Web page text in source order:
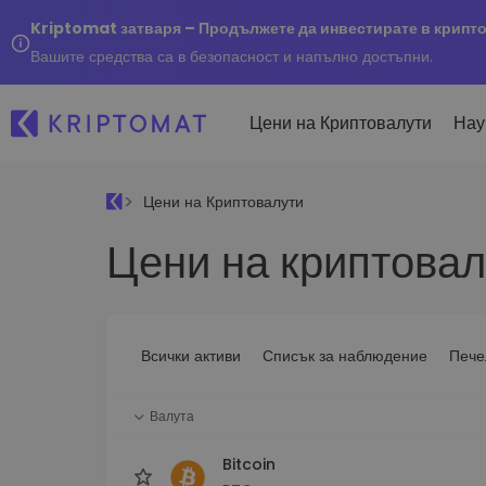
Kriptomat затваря – Продължете да инвестирате в
Вашите средства са в безопасност и напълно достъпни.
Цени на Криптовалути
Всички цени
Над 300+ криптовалути
инвестиране
Купуване и
криптовалута
Над 1 000 опции за
Цени на Криптовалути
Цени на
Всички активи Списък за наблюдение
Валута
Bitcoin